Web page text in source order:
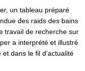
un tableau préparé
des raids des bains
travail de recherche sur
a interprété et illustré
dans le fil d’actualité